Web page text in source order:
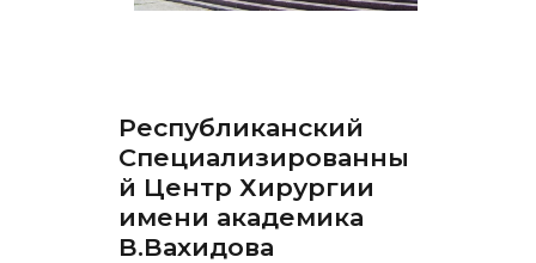
Республиканский
Специализированны
й Центр Хирургии
имени академика
В.Вахидова